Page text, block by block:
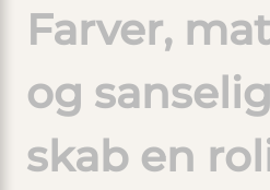
Farver,
og
skab en